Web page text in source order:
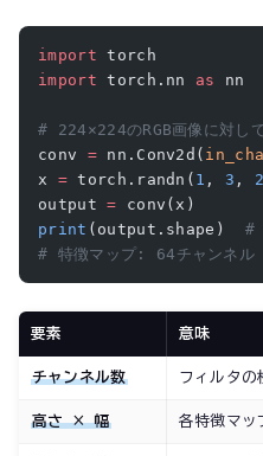
import torch
import torch.nn as nn
# 224×224のRGB画像に対し
conv = nn.Conv2d(
x = torch.randn( 1 , 3 ,
output = conv(x)
print (output.shape) #
# 特徴マップ: 64チャンネ
要素 意味
チャンネル数 フィルタ
高さ × 幅 各特徴マッ